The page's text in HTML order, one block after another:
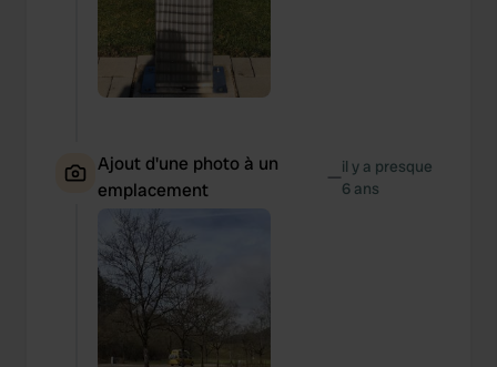
Ajout d'une photo à un
emplacement
—il y a presque
6 ans